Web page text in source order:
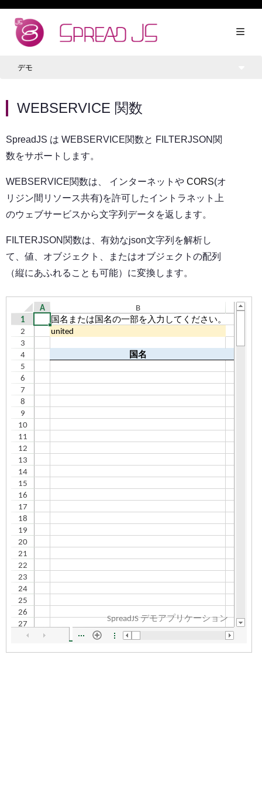
デモ
WEBSERVICE 関数
SpreadJS は WEBSERVICE関数と FILTERJSON関
数をサポートします。
WEBSERVICE関数は、 インターネットや CORS(オ
リジン間リソース共有)を許可したイントラネット上
のウェブサービスから文字列データを返します。
FILTERJSON関数は、有効なjson文字列を解析し
て、値、オブジェクト、またはオブジェクトの配列
（縦にあふれることも可能）に変換します。